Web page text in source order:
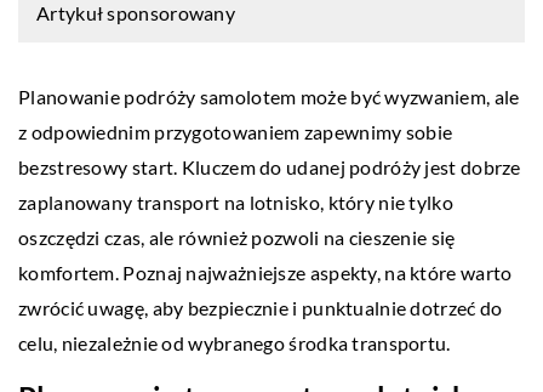
Artykuł sponsorowany
Planowanie podróży samolotem może być wyzwaniem, ale
z odpowiednim przygotowaniem zapewnimy sobie
bezstresowy start. Kluczem do udanej podróży jest dobrze
zaplanowany transport na lotnisko, który nie tylko
oszczędzi czas, ale również pozwoli na cieszenie się
komfortem. Poznaj najważniejsze aspekty, na które warto
zwrócić uwagę, aby bezpiecznie i punktualnie dotrzeć do
celu, niezależnie od wybranego środka transportu.